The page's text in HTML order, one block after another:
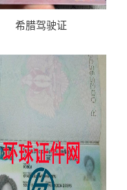
希腊驾驶证